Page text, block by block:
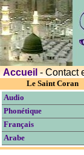
Accueil- Contact
Le Saint Coran
Audio
Phonétique
Français
Arabe